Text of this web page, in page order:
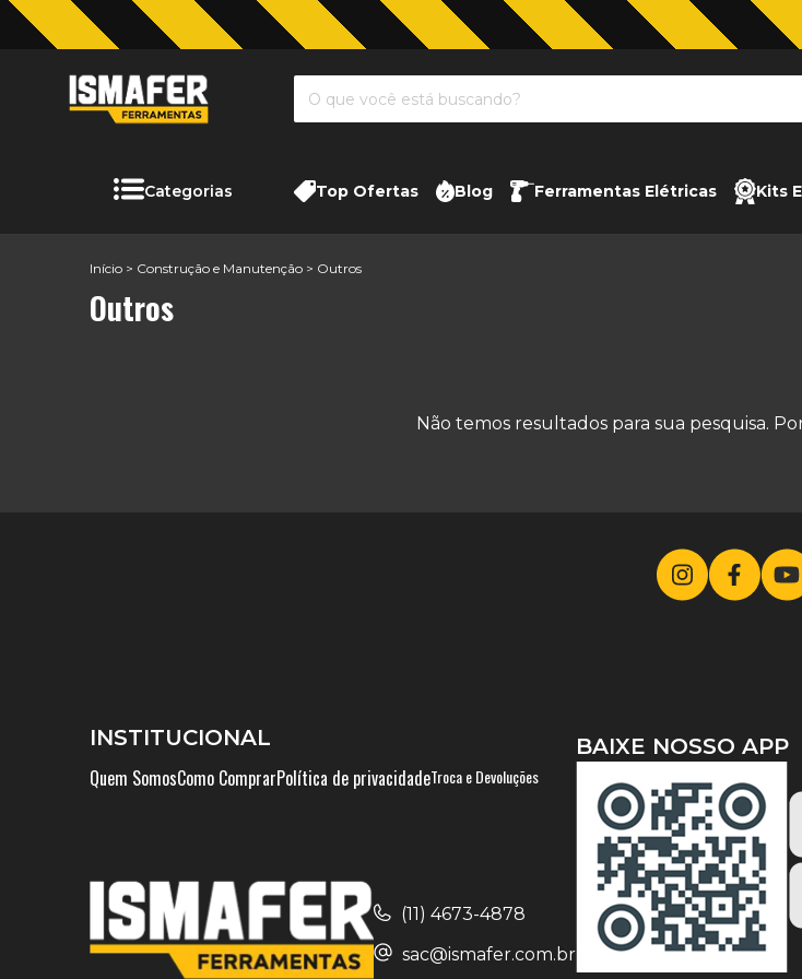
Jardinagem com The
Categorias Top Ofertas Blog Ferramentas Elétricas Kits
Início > Construção e Manutenção > Outros
Outros
Não temos resultados para sua pesquisa.
INSTITUCIONAL
Quem SomosComo ComprarPolítica de privacidadeTroca e Devoluções
(11) 4673-4878
sac@ismafer.com.br
BAIXE NOSSO APP